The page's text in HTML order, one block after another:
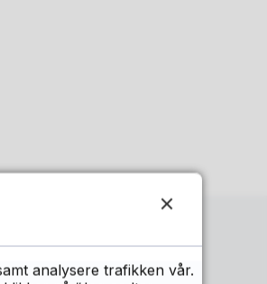
i
analysere trafikken vår.